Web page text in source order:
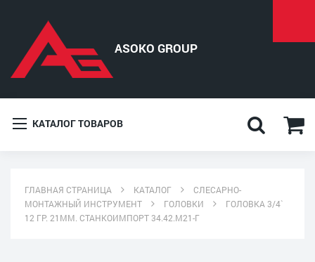
КАТАЛОГ ТОВАРОВ
ГЛАВНАЯ СТРАНИЦА КАТАЛОГ
СЛЕСАРНО-
МОНТАЖНЫЙ ИНСТРУМЕНТ
ГОЛОВКИ
ГОЛОВКА 3/4`
12 ГР. 21ММ. СТАНКОИМПОРТ 34.42.М21-Г